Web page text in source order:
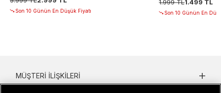
Son 10 Günün En Düşük Fiyatı
1.999 TL1.499 TL
Son 10 Günün En
MÜŞTERI İLIŞKILERI